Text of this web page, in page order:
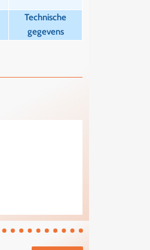
Technische
gegevens